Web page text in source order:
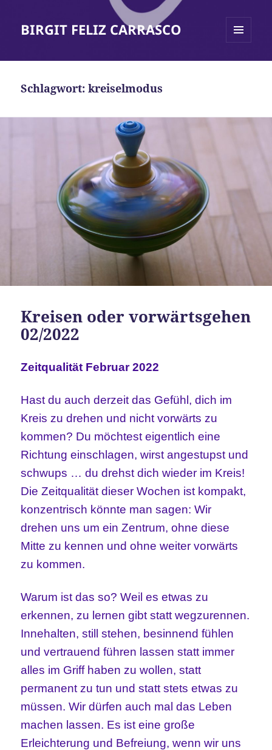
BIRGIT FELIZ CARRASCO
Schlagwort:kreiselmodus
Kreisen oder vorwärtsgehen
02/2022
Zeitqualität Februar 2022
Hast du auch derzeit das Gefühl, dich im
Kreis zu drehen und nicht vorwärts zu
kommen? Du möchtest eigentlich eine
Richtung einschlagen, wirst angestupst und
schwups … du drehst dich wieder im Kreis!
Die Zeitqualität dieser Wochen ist kompakt,
konzentrisch könnte man sagen: Wir
drehen uns um ein Zentrum, ohne diese
Mitte zu kennen und ohne weiter vorwärts
zu kommen.
Warum ist das so? Weil es etwas zu
erkennen, zu lernen gibt statt wegzurennen.
Innehalten, still stehen, besinnend fühlen
und vertrauend führen lassen statt immer
alles im Griff haben zu wollen, statt
permanent zu tun und statt stets etwas zu
müssen. Wir dürfen auch mal das Leben
machen lassen. Es ist eine große
Erleichterung und Befreiung, wenn wir uns